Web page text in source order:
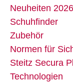
Neuheiten 2026
Schuhfinder
Zubehör
Normen für
Steitz Secura
Technologien